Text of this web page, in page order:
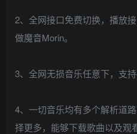
2、全网接口免费切换，播放
做魔音Morin。
3、全网无损音乐任意下，支
4、一切音乐均有多个解析道
择更多，能够下载歌曲以及观